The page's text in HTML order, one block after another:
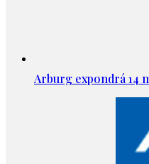
Arburg expondrá 14